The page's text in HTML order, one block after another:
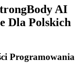
AI
Dla Polskich
Programowania